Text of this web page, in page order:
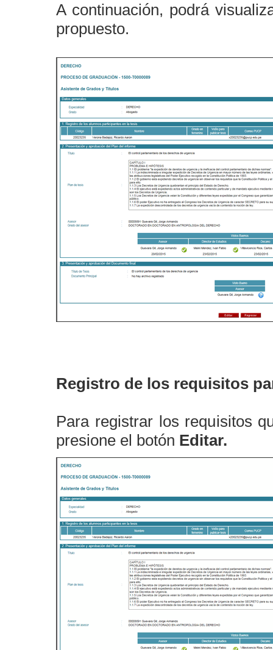
A continuación, podrá
propuesto.
Registro de los requisitos
Para registrar los requisitos
presione el botón Editar.